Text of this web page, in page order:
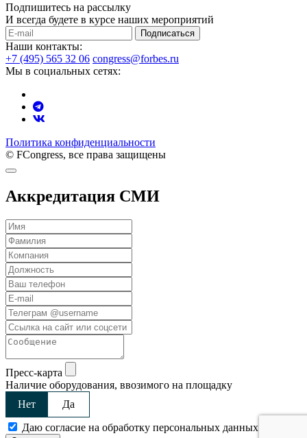
Подпишитесь на рассылку
И всегда будете в курсе наших мероприятий
Подписаться
Наши контакты:
+7 (495) 565 32 06 congress@forbes.ru
Мы в социальных сетях:
Политика конфиденциальности
© FCongress, все права защищены
Аккредитация СМИ
Пресс-карта
Наличие оборудования, ввозимого на площадку
Нет
Да
Даю согласие на обработку персональных данных